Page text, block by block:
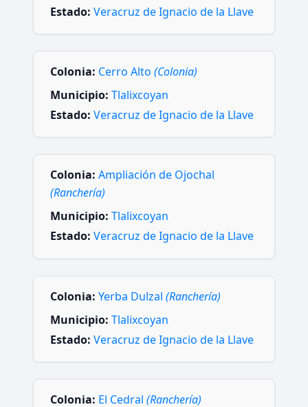
Estado: Veracruz de Ignacio de la Llave
Colonia: Cerro Alto (Colonia)
Municipio: Tlalixcoyan
Estado: Veracruz de Ignacio de la Llave
Colonia: Ampliación de Ojochal
(Ranchería)
Municipio: Tlalixcoyan
Estado: Veracruz de Ignacio de la Llave
Colonia: Yerba Dulzal (Ranchería)
Municipio: Tlalixcoyan
Estado: Veracruz de Ignacio de la Llave
Colonia: El Cedral (Ranchería)